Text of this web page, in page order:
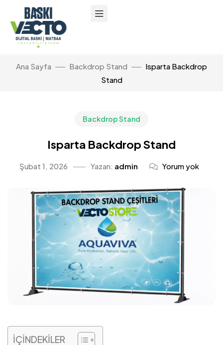
Ana Sayfa Backdrop Stand
Isparta Backdrop
Stand
Backdrop Stand
Isparta Backdrop Stand
Şubat 1, 2026 Yazan: admin Yorum yok
İÇİNDEKİLER